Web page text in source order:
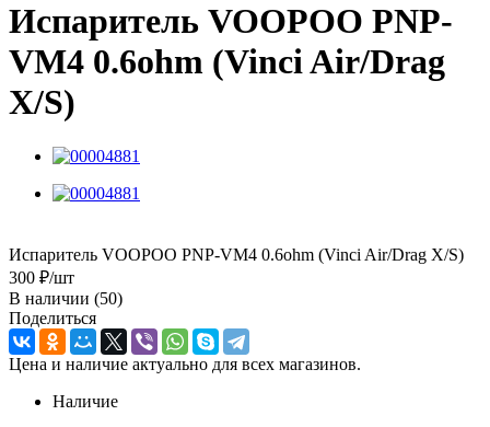
Испаритель VOOPOO PNP-
VM4 0.6ohm (Vinci Air/Drag
X/S)
Испаритель VOOPOO PNP-VM4 0.6ohm (Vinci Air/Drag X/S)
300 ₽/шт
В наличии (50)
Поделиться
Цена и наличие актуально для всех магазинов.
Наличие